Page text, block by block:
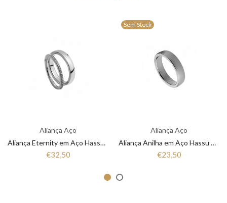
Aliança Aço
Aliança Eternity em Aço Hassu 7HSS010148A
€32,50
Sem Stock
Aliança Aço
Aliança Anilha em Aço Hassu 7HSS010148
€23,50